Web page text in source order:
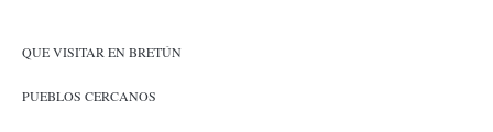
QUE VISITAR EN BRETÚN
PUEBLOS CERCANOS